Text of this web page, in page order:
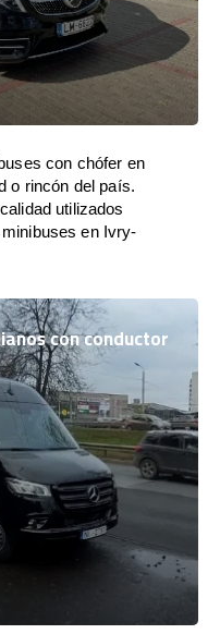
con chófer en
o rincón del país.
utilizados
en Ivry-
con conductor